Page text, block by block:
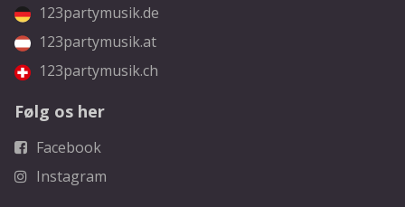
123partymusik.de
123partymusik.at
123partymusik.ch
Følg os her
Facebook
Instagram